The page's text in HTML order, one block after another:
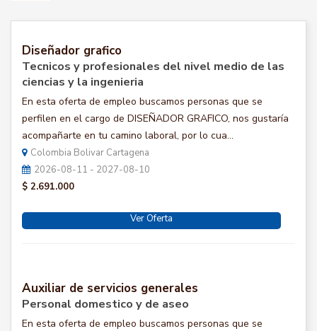
Diseñador grafico
Tecnicos y profesionales del nivel medio de las
ciencias y la ingenieria
En esta oferta de empleo buscamos personas que se
perfilen en el cargo de DISEÑADOR GRAFICO, nos gustaría
acompañarte en tu camino laboral, por lo cua...
Colombia Bolivar Cartagena
2026-08-11 - 2027-08-10
$ 2.691.000
Ver Oferta
Auxiliar de servicios generales
Personal domestico y de aseo
En esta oferta de empleo buscamos personas que se